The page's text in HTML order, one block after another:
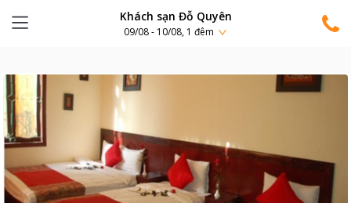
Khách sạn Đỗ Quyên
09/08 - 10/08, 1 đêm